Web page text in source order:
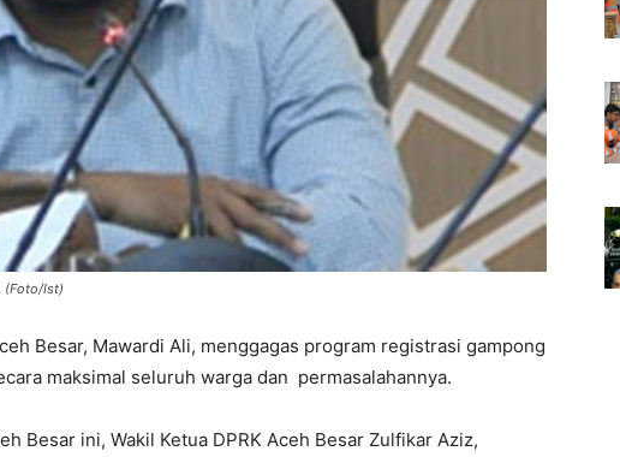
(Foto/Ist)
Besar, Mawardi Ali, menggagas program registrasi gampong
maksimal seluruh warga dan permasalahannya.
Besar ini, Wakil Ketua DPRK Aceh Besar Zulfikar Aziz,